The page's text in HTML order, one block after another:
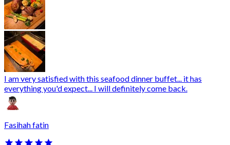
I am very satisfied with this seafood dinner buffet... it has
everything you'd expect... I will definitely come back.
Fasihah fatin